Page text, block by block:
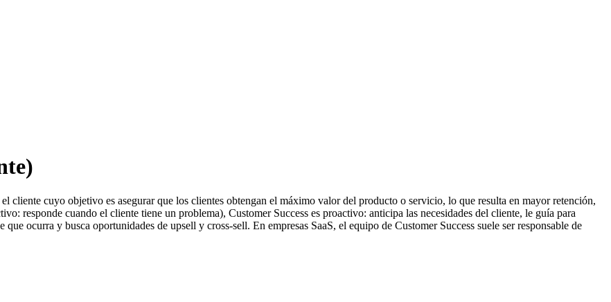
cliente cuyo objetivo es asegurar que los clientes obtengan el máximo valor del producto o servicio, lo que resulta en mayor retención,
responde cuando el cliente tiene un problema), Customer Success es proactivo: anticipa las necesidades del cliente, le guía para
ocurra y busca oportunidades de upsell y cross-sell. En empresas SaaS, el equipo de Customer Success suele ser responsable de